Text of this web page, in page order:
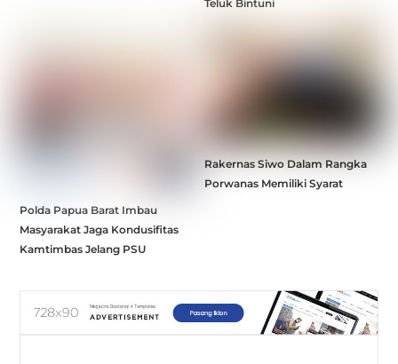
Teluk Bintuni
Polda Papua Barat Imbau
Masyarakat Jaga Kondusifitas
Kamtimbas Jelang PSU
Rakernas Siwo Dalam Rangka
Porwanas Memiliki Syarat